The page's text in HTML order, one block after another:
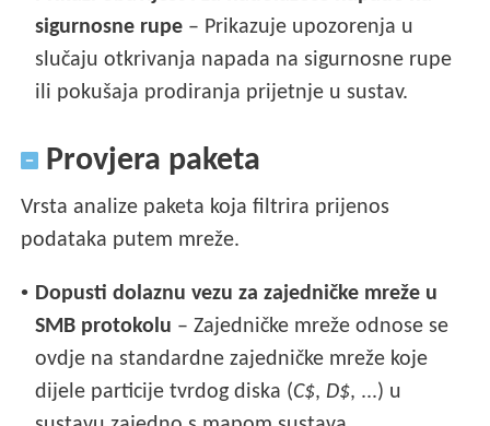
sigurnosne rupe – Prikazuje upozorenja u
slučaju otkrivanja napada na sigurnosne rupe
ili pokušaja prodiranja prijetnje u sustav.
Provjera paketa
Vrsta analize paketa koja filtrira prijenos
podataka putem mreže.
• Dopusti dolaznu vezu za zajedničke mreže u
SMB protokolu – Zajedničke mreže odnose se
ovdje na standardne zajedničke mreže koje
dijele particije tvrdog diska (C$, D$, ...) u